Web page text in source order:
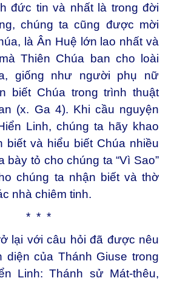
đức tin và nhất là trong đời
chúng ta cũng được mời
là Ân Huệ lớn lao nhất và
Thiên Chúa ban cho loài
giống như người phụ nữ
biết Chúa trong trình thuật
(x. Ga 4). Khi cầu nguyện
Linh, chúng ta hãy khao
biết và hiểu biết Chúa nhiều
bày tỏ cho chúng ta “Vì Sao”
chúng ta nhận biết và thờ
nhà chiêm tinh.
* * *
lại với câu hỏi đã được nêu
diện của Thánh Giuse trong
Linh: Thánh sử Mát-thêu,